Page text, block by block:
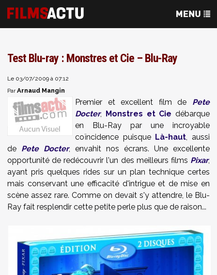
Test Blu-ray : Monstres et Cie – Blu-Ray
Le 03/07/2009 à 07:12
ParArnaud Mangin
Premier et excellent film de Pete
Docter, Monstres et Cie débarque
en Blu-Ray par une incroyable
coïncidence puisque Là-haut, aussi
de Pete Docter, envahit nos écrans. Une excellente
opportunité de redécouvrir l'un des meilleurs films Pixar,
ayant pris quelques rides sur un plan technique certes
mais conservant une efficacité d'intrigue et de mise en
scène assez rare. Comme on devait s'y attendre, le Blu-
Ray fait resplendir cette petite perle plus que de raison...